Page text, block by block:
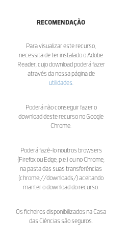
RECOMENDAÇÃO
Para visualizar este recurso,
necessita de ter instalado o Adobe
Reader, cujo download poderá fazer
através da nossa página de
utilidades
Poderá não conseguir fazer o
download deste recurso no Google
Chrome.
Poderá fazê-lo noutros browsers
(Firefox ou Edge, p.e.) ou no Chrome,
na pasta das suas transferências
(chrome://downloads/) aceitando
manter o download do recurso.
Os ficheiros disponibilizados na Casa
das Ciências são seguros.